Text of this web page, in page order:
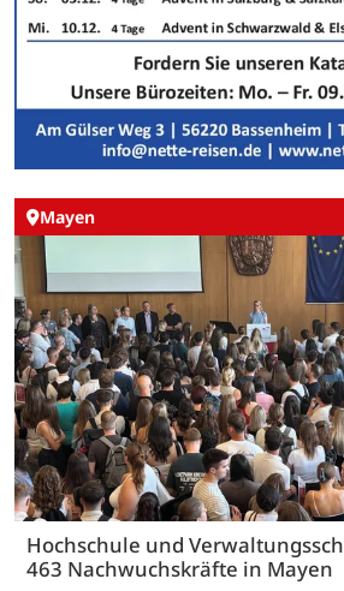
Mayen
Hochschule und
463 Nachwuchskräfte in Mayen